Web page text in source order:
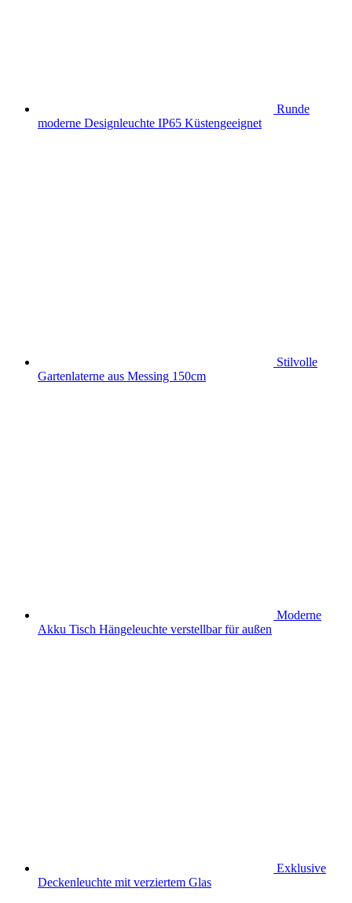
Runde
moderne Designleuchte IP65 Küstengeeignet
Stilvolle
Gartenlaterne aus Messing 150cm
Moderne
Akku Tisch Hängeleuchte verstellbar für außen
Exklusive
Deckenleuchte mit verziertem Glas